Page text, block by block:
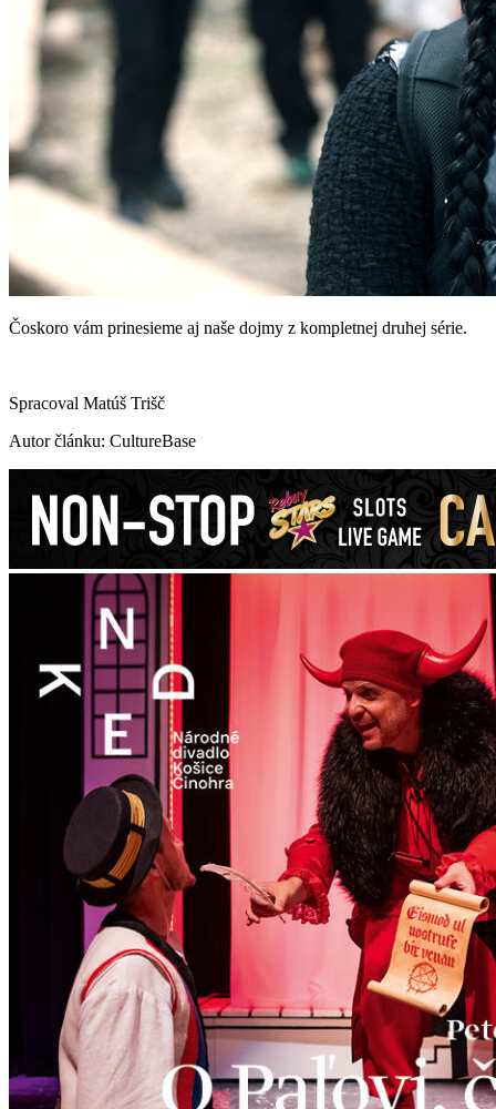
Čoskoro vám prinesieme aj naše dojmy z kompletnej druhej série.
Spracoval Matúš Trišč
Autor článku: CultureBase